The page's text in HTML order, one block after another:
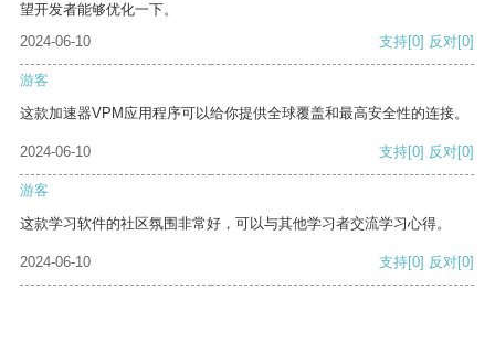
望开发者能够优化一下。
2024-06-10
支持[0] 反对[0]
游客
这款加速器VPM应用程序可以给你提供全球覆盖和最高安全性的连接。
2024-06-10 支持[0] 反对[0]
游客
这款学习软件的社区氛围非常好，可以与其他学习者交流学习心得。
2024-06-10 支持[0] 反对[0]